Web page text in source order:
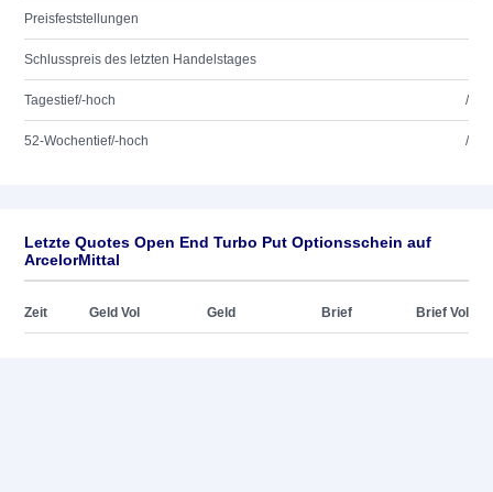
Preisfeststellungen
Schlusspreis des letzten Handelstages
Tagestief/-hoch /
52-Wochentief/-hoch /
Letzte Quotes Open End Turbo Put Optionsschein auf
ArcelorMittal
Zeit Geld Vol Geld Brief Brief Vol